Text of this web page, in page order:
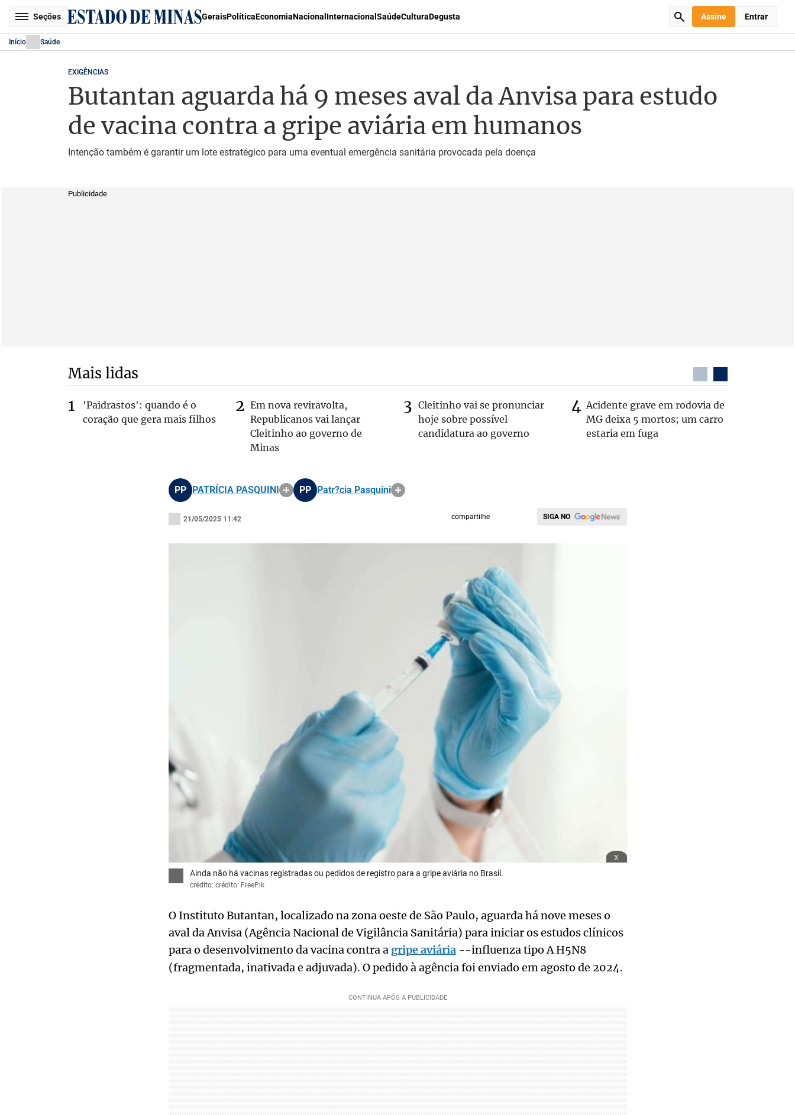
Seções GeraisPolíticaEconomiaNacional Internacional SaúdeCulturaDegusta Assine Entrar
Início Saúde
EXIGÊNCIAS
Butantan aguarda há 9 meses aval da Anvisa para estudo
de vacina contra a gripe aviária em humanos
Intenção também é garantir um lote estratégico para uma eventual emergência sanitária provocada pela doença
Publicidade
Mais lidas
'Paidrastos': quando é o
coração que gera mais filhos
Em nova reviravolta,
Republicanos vai lançar
Cleitinho ao governo de
Minas
Cleitinho vai se pronunciar
hoje sobre possível
candidatura ao governo
Acidente grave em rodovia de
MG deixa 5 mortos; um carro
estaria em fuga
PP PATRÍCIA PASQUINI PP Patr?cia Pasquini
21/05/2025 11:42 compartilhe SIGA NO
x
Ainda não há vacinas registradas ou pedidos de registro para a gripe aviária no Brasil.
crédito: crédito: FreePik
O Instituto Butantan, localizado na zona oeste de São Paulo, aguarda há nove meses o
aval da Anvisa (Agência Nacional de Vigilância Sanitária) para iniciar os estudos clínicos
para o desenvolvimento da vacina contra a gripe aviária--influenza tipo A H5N8
(fragmentada, inativada e adjuvada). O pedido à agência foi enviado em agosto de 2024.